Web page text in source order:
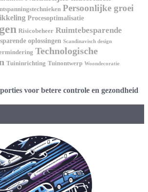
Persoonlijke groei
Procesoptimalisatie
Risicobeheer Ruimtebesparende
oplossingen Scandinavisch design
Technologische
Tuininrichting Tuinontwerp Woondecoratie
voor betere controle en gezondheid